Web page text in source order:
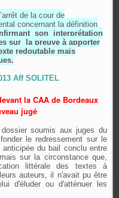
l’arrêt de la cour de
concernant la définition
son interprétation
sur la preuve à apporter
redoutable mais
Aff SOLITEL
la CAA de Bordeaux
jugé
soumis aux juges du
le redressement sur le
du bail conclu entre
sur la circonstance que,
littérale des textes à
auteurs, il n'avait pu être
d'éluder ou d'atténuer les